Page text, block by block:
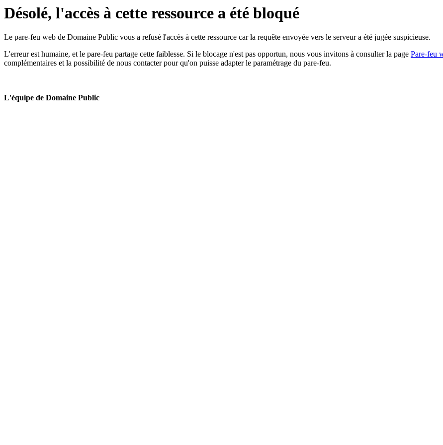
Désolé, l'accès à cette ressource a été bloqué
Le pare-feu web de Domaine Public vous a refusé l'accès à cette ressource car la requête envoyée vers le serveur a été jugée suspicieuse.
L'erreur est humaine, et le pare-feu partage cette faiblesse. Si le blocage n'est pas opportun, nous vous invitons à consulter la page Pare-feu
complémentaires et la possibilité de nous contacter pour qu'on puisse adapter le paramétrage du pare-feu.
L'équipe de Domaine Public